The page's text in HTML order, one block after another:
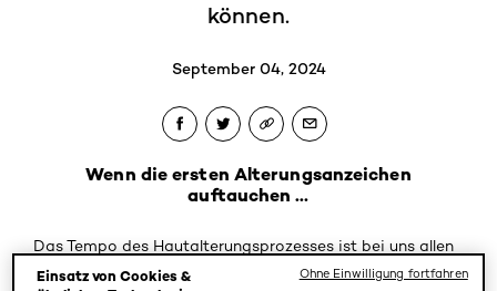
können.
September 04, 2024
Wenn die ersten Alterungsanzeichen
auftauchen …
Das Tempo des Hautalterungsprozesses ist bei uns allen
unterschiedlich. Manche von uns haben auch zu Beginn
Einsatz von Cookies &
Ohne Einwilligung fortfahren